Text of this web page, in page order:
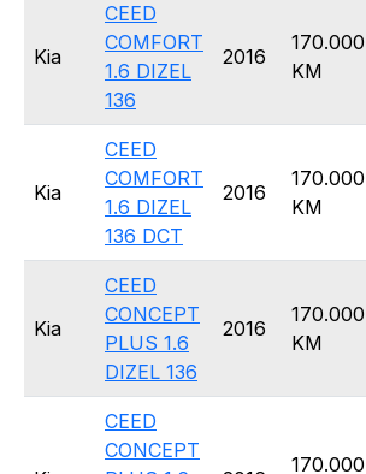
Kia
CEED
COMFORT
1.6 DIZEL
136
2016
170.000
KM
Kia
CEED
COMFORT
1.6 DIZEL
136 DCT
2016
170.000
KM
Kia
CEED
CONCEPT
PLUS 1.6
DIZEL 136
2016
170.000
KM
CEED
CONCEPT
170.000